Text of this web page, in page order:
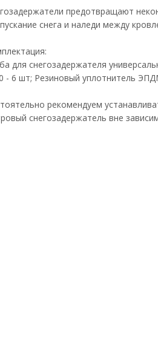
предотвращают
снега и наледи между
для снегозадержателя
- 6 шт; Резиновый уплотнитель
рекомендуем
снегозадержатель вне